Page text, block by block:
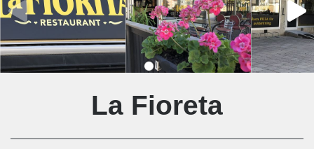
La Fioreta